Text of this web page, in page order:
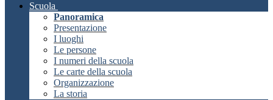
Scuola
Panoramica
Presentazione
I luoghi
Le persone
I numeri della scuola
Le carte della scuola
Organizzazione
La storia